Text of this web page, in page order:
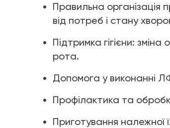
Правильна організація
від потреб і стану
Підтримка гігієни:
рота.
Допомога у виконанні
Профілактика та
Приготування належної